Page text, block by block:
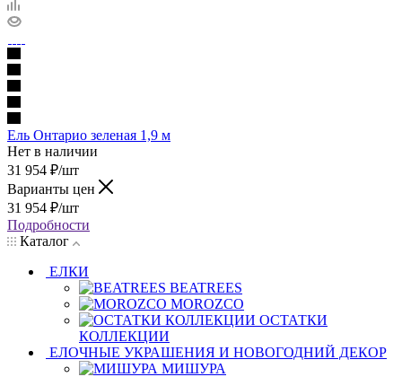
Ель Онтарио зеленая 1,9 м
Нет в наличии
31 954 ₽/шт
Варианты цен
31 954 ₽/шт
Подробности
Каталог
ЕЛКИ
BEATREES
MOROZCO
ОСТАТКИ
КОЛЛЕКЦИИ
ЕЛОЧНЫЕ УКРАШЕНИЯ И НОВОГОДНИЙ ДЕКОР
МИШУРА